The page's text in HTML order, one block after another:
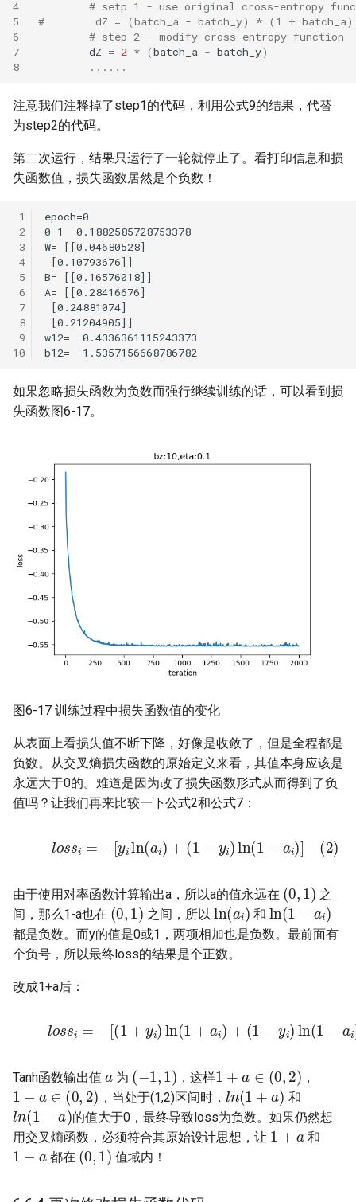
# setp 1 - use original cross-entropy
#        dZ = (batch_a - batch_y) * (1 + batch_a)
# step 2 - modify cross-entropy function
dZ = 2 * (batch_a - batch_y)
......
注意我们注释掉了step1的代码，利用公式9的结果，代替
为step2的代码。
第二次运行，结果只运行了一轮就停止了。看打印信息和损
失函数值，损失函数居然是个负数！
如果忽略损失函数为负数而强行继续训练的话，可以看到损
失函数图6-17。
图6-17 训练过程中损失函数值的变化
从表面上看损失值不断下降，好像是收敛了，但是全程都是
负数。从交叉熵损失函数的原始定义来看，其值本身应该是
永远大于0的。难道是因为改了损失函数形式从而得到了负
值吗？让我们再来比较一下公式2和公式7：
(2) si= −[y ln ( i +( yi)ln(1−
由于使用对率函数计算输出a，所以a的值永远在
(0 1 )
之
间，那么1-a也在
(01)
之间，所以
ln(ai)
和
ln (1− ai)
都是负数。而y的值是0或1，两项相加也是负数。最前面有
个负号，所以最终loss的结果是个正数。
改成1+a后：
ssi − [(1+yi)ln (1 + ai + (1 )ln( 1−a
Tanh函数输出值 为
( 1 1)
，这样
1 2)
，
1−a∈(0,2)
，当处于(1,2)区间时，
ln 1 +a )
和
ln 1− a)
的值大于0，最终导致loss为负数。如果仍然想
用交叉熵函数，必须符合其原始设计思想，让
1+a
和
1−a
都在
(0 ,1)
值域内！